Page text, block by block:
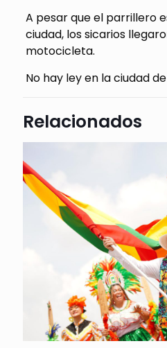
A pesar que el parrillero
ciudad, los sicarios
motocicleta.
No hay ley en la ciudad
Relacionados